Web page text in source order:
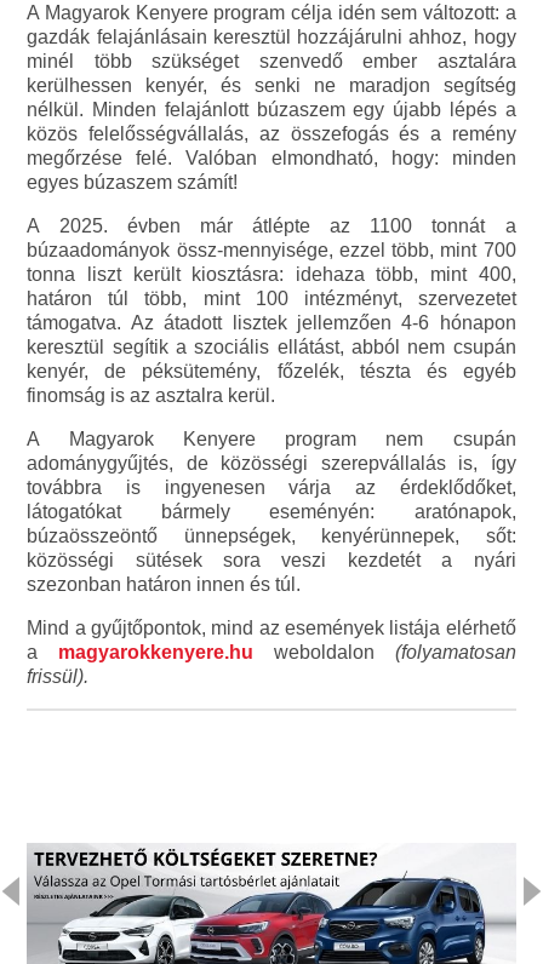
A Magyarok Kenyere program célja idén sem változott: a
gazdák felajánlásain keresztül hozzájárulni ahhoz, hogy
minél több szükséget szenvedő ember asztalára
kerülhessen kenyér, és senki ne maradjon segítség
nélkül. Minden felajánlott búzaszem egy újabb lépés a
közös felelősségvállalás, az összefogás és a remény
megőrzése felé. Valóban elmondható, hogy: minden
egyes búzaszem számít!
A 2025. évben már átlépte az 1100 tonnát a
búzaadományok össz-mennyisége, ezzel több, mint 700
tonna liszt került kiosztásra: idehaza több, mint 400,
határon túl több, mint 100 intézményt, szervezetet
támogatva. Az átadott lisztek jellemzően 4-6 hónapon
keresztül segítik a szociális ellátást, abból nem csupán
kenyér, de péksütemény, főzelék, tészta és egyéb
finomság is az asztalra kerül.
A Magyarok Kenyere program nem csupán
adománygyűjtés, de közösségi szerepvállalás is, így
továbbra is ingyenesen várja az érdeklődőket,
látogatókat bármely eseményén: aratónapok,
búzaösszeöntő ünnepségek, kenyérünnepek, sőt:
közösségi sütések sora veszi kezdetét a nyári
szezonban határon innen és túl.
Mind a gyűjtőpontok, mind az események listája elérhető
a magyarokkenyere.hu weboldalon (folyamatosan
frissül).